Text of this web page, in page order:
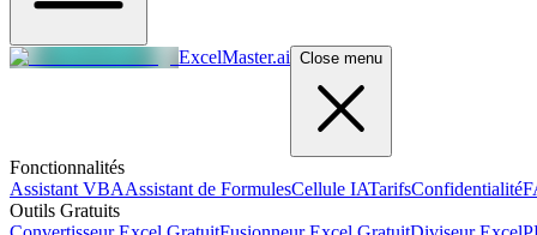
ExcelMaster.ai Close menu
Fonctionnalités
Assistant VBAAssistant de FormulesCellule IATarifsConfidentialité
Outils Gratuits